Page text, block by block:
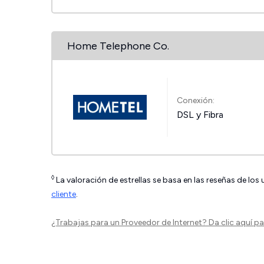
Home Telephone Co.
Conexión:
DSL y Fibra
◊ La valoración de estrellas se basa en las reseñas de
cliente.
¿Trabajas para un Proveedor de Internet? Da clic aquí